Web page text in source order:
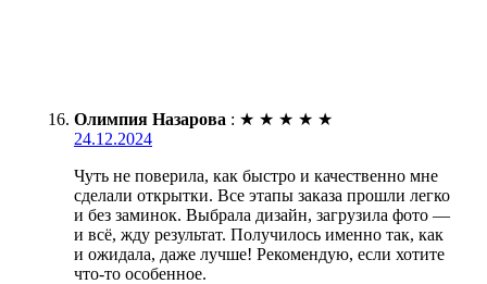
Олимпия Назарова : ★ ★ ★ ★ ★
24.12.2024
Чуть не поверила, как быстро и качественно мне
сделали открытки. Все этапы заказа прошли легко
и без заминок. Выбрала дизайн, загрузила фото —
и всё, жду результат. Получилось именно так, как
и ожидала, даже лучше! Рекомендую, если хотите
что-то особенное.